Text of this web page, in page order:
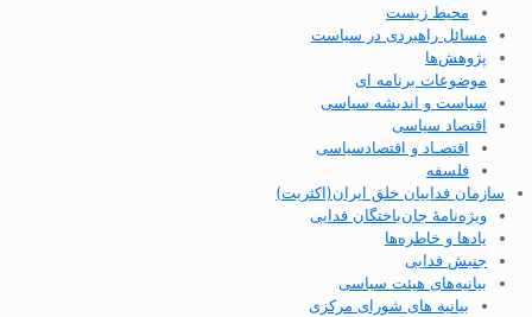
محیط زیست
مسائل راهبردی در سیاست
پژوهش‌ها
موضوعات برنامه ای
سیاست و اندیشه سیاسی
اقتصاد سیاسی
اقتصـاد و اقتصاد‌سیاسی
فلسفه
سازمان فداییان خلق ایران(اکثریت)
ویژه‌نامهٔ جان‌باختگان فدایی
یادها و خاطره‌ها
جنبش فدایی
بیانیه‌های هیئت سیاسی
بیانیه های شورای مرکزی